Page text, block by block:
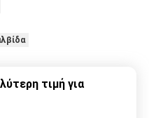
τιμή για